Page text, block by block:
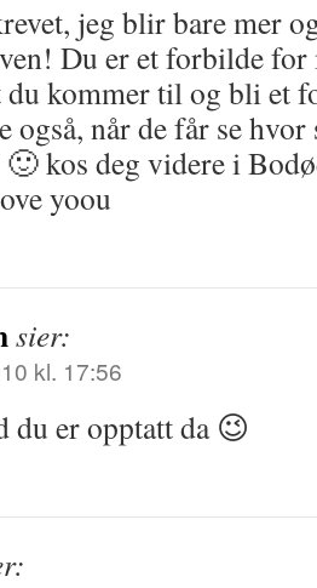
jeg blir bare mer
Du er et forbilde for
du kommer til og bli et
også, når de får se
kos deg videre i
yoou
sier:
kl. 17:56
du er opptatt da 😉